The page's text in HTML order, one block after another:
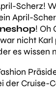
Scherz!
April-
! Oh
nicht
es wissen
der Cruise-